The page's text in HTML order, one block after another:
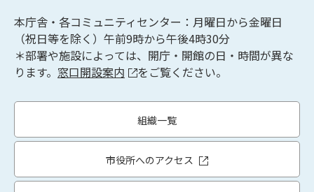
本庁舎・各コミュニティセンター：月曜日から金曜日
（祝日等を除く）午前9時から午後4時30分
＊部署や施設によっては、開庁・開館の日・時間が異な
ります。 窓口開設案内 をご覧ください。
組織一覧
市役所へのアクセス